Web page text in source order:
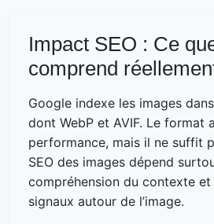
Impact SEO : Ce
comprend
Google indexe les images
dont WebP et AVIF. Le format
performance, mais il ne suffit
SEO des images dépend
compréhension du contexte
signaux autour de l’image.